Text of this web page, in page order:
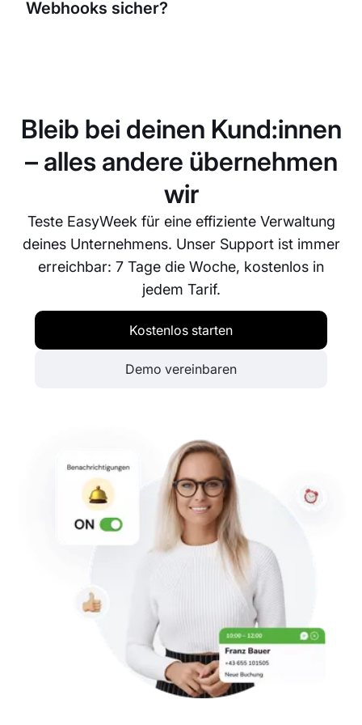
Mail-Marketing-Plattformen, Analytics-Systeme
Webhooks sicher?
EasyWeek stammen.
Bleib bei deinen Kund:innen
– alles andere übernehmen
wir
Teste EasyWeek für eine effiziente Verwaltung
deines Unternehmens. Unser Support ist immer
erreichbar: 7 Tage die Woche, kostenlos in
jedem Tarif.
Kostenlos starten
Demo vereinbaren